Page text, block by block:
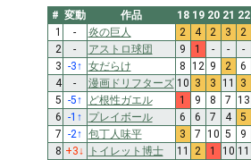
# 変動 作品 18 19 20 21 22
1
- 炎の巨人 2 4 2 3 2
2
- アストロ球団 9 1 - - -
3 -3↑ 女だらけ 8 12 9 2 6
4
- 漫画ドリフターズ 10 3 3 11 3
5 -5↑ ど根性ガエル 1 9 8 7 13
6 -1 ↑ プレイボール 6 6 7 4 5
7 -2↑ 包丁人味平 3 7 10 5 9
8 +3↓ トイレット博士 11 2 1 10 11